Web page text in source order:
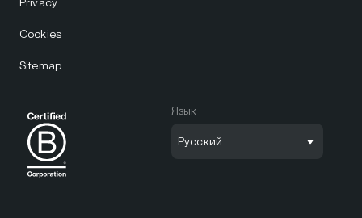
Cookies
Sitemap
Язык
Русский